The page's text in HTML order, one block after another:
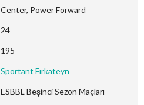
Center, Power Forward
24
195
Sportant Fırkateyn
ESBBL Beşinci Sezon Maçları